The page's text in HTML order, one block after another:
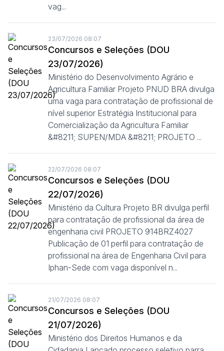
vag...
23/07/2026 08:07
Concursos e Seleções (DOU
23/07/2026)
Ministério do Desenvolvimento Agrário e
Agricultura Familiar Projeto PNUD BRA divulga
uma vaga para contratação de profissional de
nível superior Estratégia Institucional para
Comercialização da Agricultura Familiar
&#8211; SUPEN/MDA &#8211; PROJETO ...
22/07/2026 08:07
Concursos e Seleções (DOU
22/07/2026)
Ministério da Cultura Projeto BR divulga perfil
para contratação de profissional da área de
engenharia civil PROJETO 914BRZ4027
Publicação de 01 perfil para contratação de
profissional na área de Engenharia Civil para
Iphan-Sede com vaga disponível n...
21/07/2026 08:07
Concursos e Seleções (DOU
21/07/2026)
Ministério dos Direitos Humanos e da